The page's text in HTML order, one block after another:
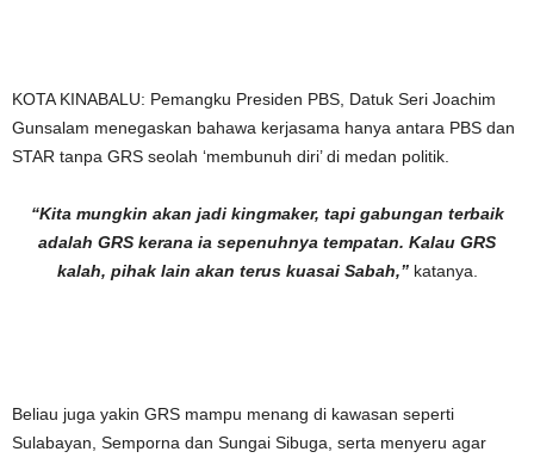
KOTA KINABALU: Pemangku Presiden PBS, Datuk Seri Joachim
Gunsalam menegaskan bahawa kerjasama hanya antara PBS dan
STAR tanpa GRS seolah ‘membunuh diri’ di medan politik.
“Kita mungkin akan jadi kingmaker, tapi gabungan terbaik
adalah GRS kerana ia sepenuhnya tempatan. Kalau GRS
kalah, pihak lain akan terus kuasai Sabah,” katanya.
Beliau juga yakin GRS mampu menang di kawasan seperti
Sulabayan, Semporna dan Sungai Sibuga, serta menyeru agar